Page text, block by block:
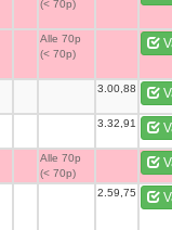
(< 70p)
Alle 70p
(< 70p)
3.00,88
3.32,91
Alle 70p
(< 70p)
2.59,75